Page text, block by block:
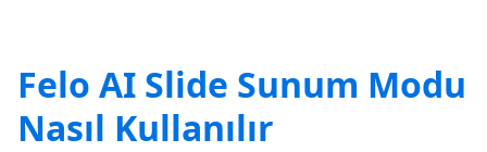
Felo AI Slide Sunum Modu
Nasıl Kullanılır